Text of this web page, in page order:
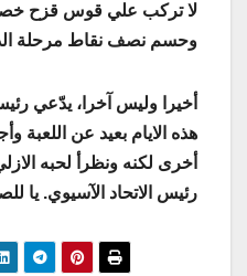
لا تركب علي قوس قزح
وحسم نصف نقاط مرحلة
أخيرا وليس آخرا، يدّعي
هذه الايام بعيد عن اللعبة
أخرى لكنه ونظرأ لحبه
رئيس الاتحاد الآسيوي. يا